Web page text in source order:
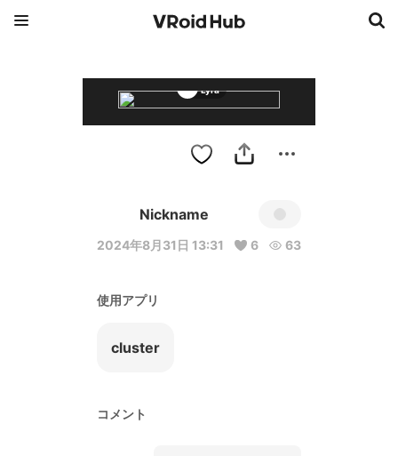
Lyra
Nickname
2024年8月31日 13:31 6 63
使用アプリ
cluster
コメント